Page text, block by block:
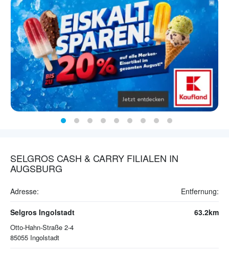
SELGROS CASH & CARRY FILIALEN IN
AUGSBURG
Adresse: Entfernung:
Selgros Ingolstadt
Otto-Hahn-Straße 2-4
85055 Ingolstadt
63.2km